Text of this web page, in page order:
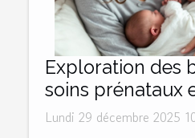
Exploration des
soins prénataux
Lundi 29 décembre 2025